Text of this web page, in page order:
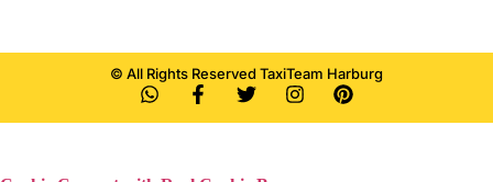
© All Rights Reserved TaxiTeam Harburg